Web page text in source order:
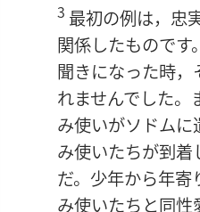
3 最初の例は，忠
関係したもので
聞きになった時
れませんでした。
み使いがソドムに
み使いたちが到
だ。少年から年寄
み使いたちと同